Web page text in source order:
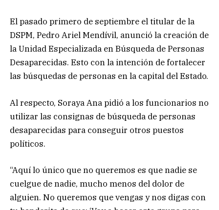
El pasado primero de septiembre el titular de la
DSPM, Pedro Ariel Mendívil, anunció la creación de
la Unidad Especializada en Búsqueda de Personas
Desaparecidas. Esto con la intención de fortalecer
las búsquedas de personas en la capital del Estado.
Al respecto, Soraya Ana pidió a los funcionarios no
utilizar las consignas de búsqueda de personas
desaparecidas para conseguir otros puestos
políticos.
“Aquí lo único que no queremos es que nadie se
cuelgue de nadie, mucho menos del dolor de
alguien. No queremos que vengas y nos digas con